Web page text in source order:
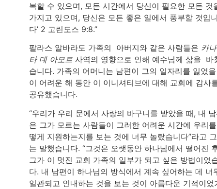
복할 수 있으며, 모든 시간에서 당신이 필요한 모든 것
가지고 있으며, 당신은 모든 좋은 일에서 풍부할 것입
다’ 2 고린도스 9:8.”
팔라스 알바라도 가족의 아버지와 같은 사람들은 카
타 데 아모르 사역의 영향으로 인해 예수님께 삶을 바
습니다. 가족의 어머니는 남편이 그의 일자리를 잃었
이 어려운 해 동안 이 이니셔티브에 대해 교회에 감사
공유했습니다.
“우리가 우리 문에서 사랑의 바구니를 받았을 때, 내
은 그가 모르는 사람들이 그러한 어려운 시간에 우리
떻게 지원하는지를 보는 것에 너무 놀랐습니다”라고
는 말했습니다. “그것은 오랫동안 하나님에서 떨어진
그가 이 멋진 교회 가족의 일부가 되고 싶은 방법이었
다. 내 남편이 하나님의 방식에서 계속 싶어하는 데 너
일관되고 인내하는 것을 보는 것이 아름다운 기적이었